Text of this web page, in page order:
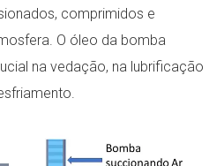
comprimidos e
O óleo da bomba
na vedação, na lubrificação